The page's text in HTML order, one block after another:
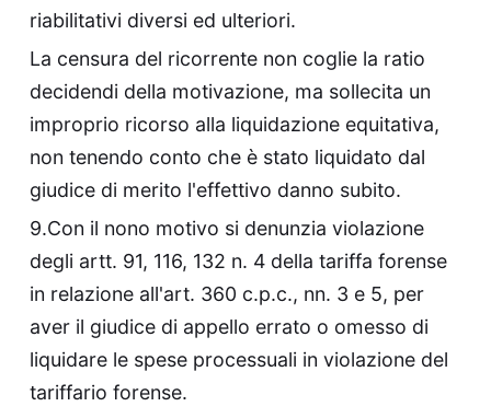
riabilitativi diversi ed ulteriori.
La censura del ricorrente non coglie la ratio
decidendi della motivazione, ma sollecita un
improprio ricorso alla liquidazione equitativa,
non tenendo conto che è stato liquidato dal
giudice di merito l'effettivo danno subito.
9.Con il nono motivo si denunzia violazione
degli artt. 91, 116, 132 n. 4 della tariffa forense
in relazione all'art. 360 c.p.c., nn. 3 e 5, per
aver il giudice di appello errato o omesso di
liquidare le spese processuali in violazione del
tariffario forense.